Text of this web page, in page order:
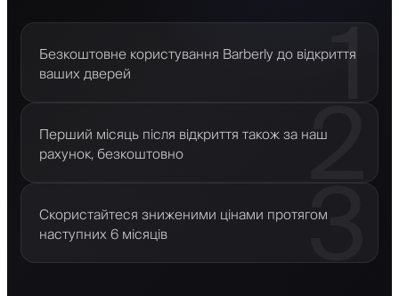
Безкоштовне користування Barberly до відкриття
ваших дверей
1
Перший місяць після відкриття також за наш
рахунок, безкоштовно
2
Скористайтеся зниженими цінами протягом
наступних 6 місяців
3